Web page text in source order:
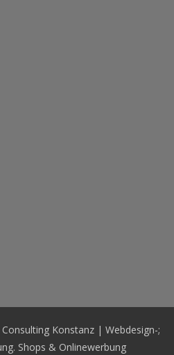
Konstanz | Webdesign-;
Shops & Onlinewerbung